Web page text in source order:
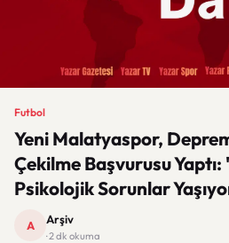
Futbol
Yeni Malatyaspor,
Çekilme Başvurusu Yaptı:
Psikolojik Sorunlar
A Arşiv
· 2 dk okuma